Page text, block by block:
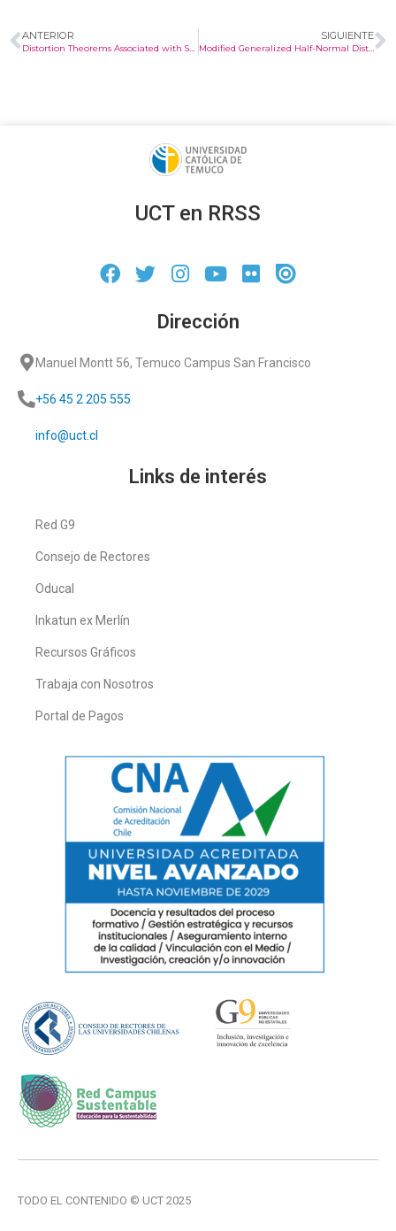
ANTERIOR
Distortion Theorems Associated with Schwarzian Derivative for Harmonic Mappings / Agosto 2018 / Osvaldo Venegas, Rodrigo Hernández
SIGUIENTE
Modified Generalized Half-Normal Distribution with Application to Lifetimes / Septiembre 2018 / Neveka M. Olmos, Osvaldo Venegas
UCT en RRSS
Dirección
Manuel Montt 56, Temuco Campus San Francisco
+56 45 2 205 555
info@uct.cl
Links de interés
Red G9
Consejo de Rectores
Oducal
Inkatun ex Merlín
Recursos Gráficos
Trabaja con Nosotros
Portal de Pagos
TODO EL CONTENIDO © UCT 2025